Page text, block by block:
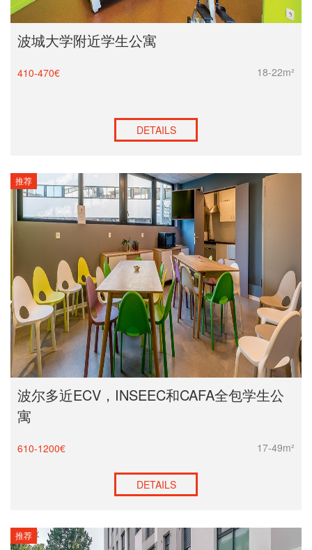
波城大学附近学生公寓
410-470€ 18-22m²
DETAILS
推荐
波尔多近ECV，INSEEC和CAFA全包学生公
寓
610-1200€ 17-49m²
DETAILS
推荐